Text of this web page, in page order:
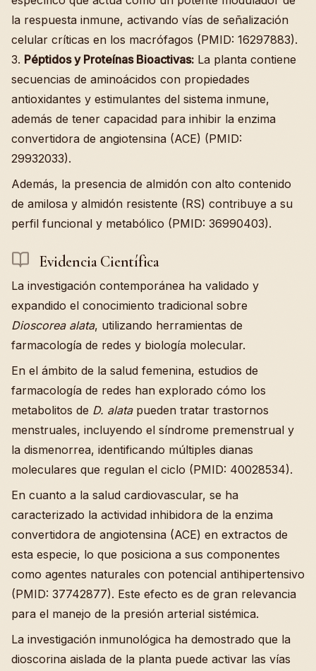
la respuesta inmune, activando vías de señalización
celular críticas en los macrófagos (PMID: 16297883).
3. Péptidos y Proteínas Bioactivas: La planta contiene
secuencias de aminoácidos con propiedades
antioxidantes y estimulantes del sistema inmune,
además de tener capacidad para inhibir la enzima
convertidora de angiotensina (ACE) (PMID:
29932033).
Además, la presencia de almidón con alto contenido
de amilosa y almidón resistente (RS) contribuye a su
perfil funcional y metabólico (PMID: 36990403).
Evidencia Científica
La investigación contemporánea ha validado y
expandido el conocimiento tradicional sobre
Dioscorea alata, utilizando herramientas de
farmacología de redes y biología molecular.
En el ámbito de la salud femenina, estudios de
farmacología de redes han explorado cómo los
metabolitos de D. alatapueden tratar trastornos
menstruales, incluyendo el síndrome premenstrual y
la dismenorrea, identificando múltiples dianas
moleculares que regulan el ciclo (PMID: 40028534).
En cuanto a la salud cardiovascular, se ha
caracterizado la actividad inhibidora de la enzima
convertidora de angiotensina (ACE) en extractos de
esta especie, lo que posiciona a sus componentes
como agentes naturales con potencial antihipertensivo
(PMID: 37742877). Este efecto es de gran relevancia
para el manejo de la presión arterial sistémica.
La investigación inmunológica ha demostrado que la
dioscorina aislada de la planta puede activar las vías